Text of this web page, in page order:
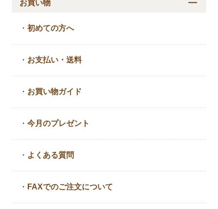
お買い物
・初めての方へ
・ お支払い・送料
・ お買い物ガイド
・今月のプレゼント
・ よくある質問
・ FAXでのご注文について